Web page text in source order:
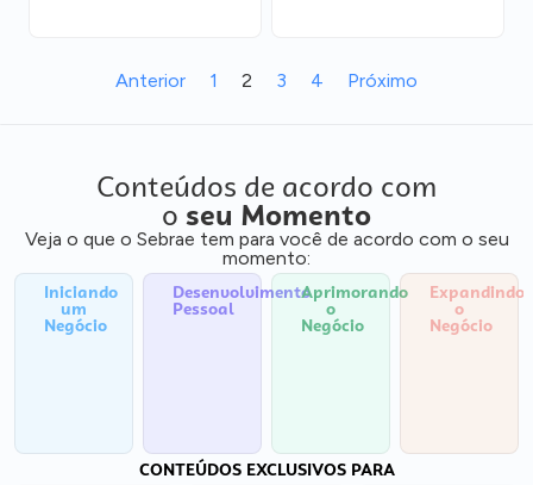
Anterior 1 2 3 4 Próximo
Conteúdos de acordo com
o seu Momento
Veja o que o Sebrae tem para você de acordo com o seu
momento:
Iniciando
um
Negócio
Desenvolvimento
Pessoal
Aprimorando
o
Negócio
Expandindo
o
Negócio
CONTEÚDOS EXCLUSIVOS PARA